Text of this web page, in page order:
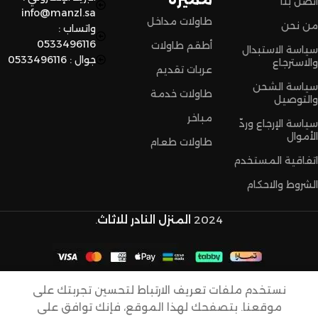
من نحن
سياسة الاستبدال
والاسترجاع
سياسة الشحن
والتوصيل
سياسة الإرجاع وردّ
الأموال
اتفاقية المستخدم
الشروط والاحكام
طاولات مداخل
أطقم طاولات
عربات تقديم
طاولات خدمة
مباخر
طاولات طعام
info@manzl.sa
واتساب :
0533496116
جوال : 0533496116
2024 المنزل النادر للاثاث.
نستخدم ملفات تعريف الارتباط لتحسين تجربتك على
موقعنا. بتصفحك لهذا الموقع، فإنك توافق على
طاولة
خدمة